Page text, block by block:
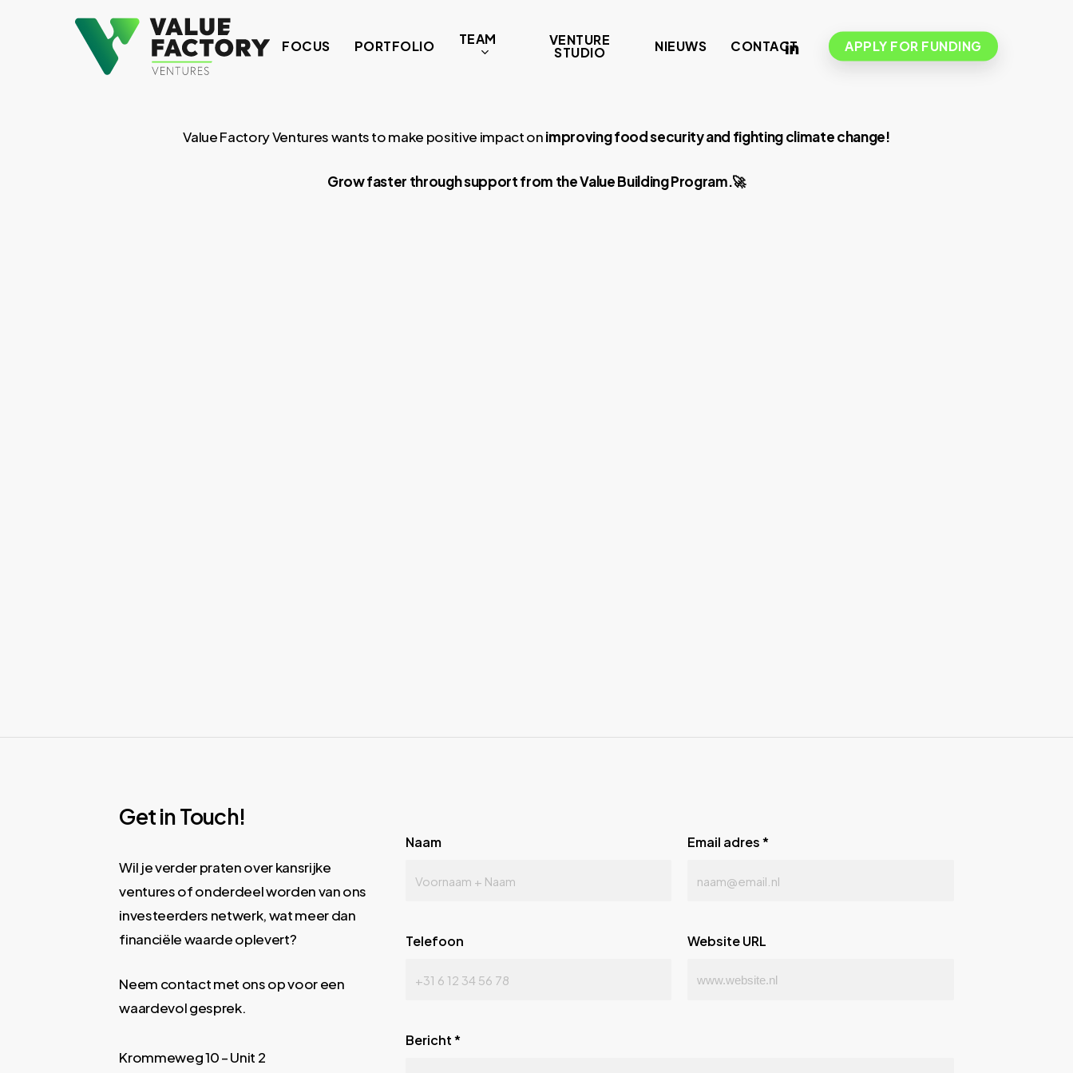
FOCUS PORTFOLIO TEAM VENTURE
STUDIO NIEUWS CONTACTLINKEDIN APPLY FOR FUNDING
Value Factory Ventures wants to make positive impact onimproving food security and fighting climate change!
Grow faster through support from the Value Building Program.🚀
Get in Touch!
Wil je verder praten over kansrijke
ventures of onderdeel worden van ons
investeerders netwerk, wat meer dan
financiële waarde oplevert?
Neem contact met ons op voor een
waardevol gesprek.
Krommeweg 10 – Unit 2
Naam Email adres*
Telefoon Website URL
Bericht*